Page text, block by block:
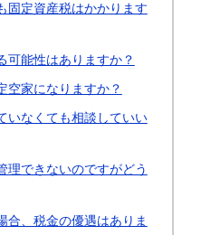
固定資産税はかかります
可能性はありますか？
空家になりますか？
いなくても相談していい
理できないのですがどう
合、税金の優遇はありま